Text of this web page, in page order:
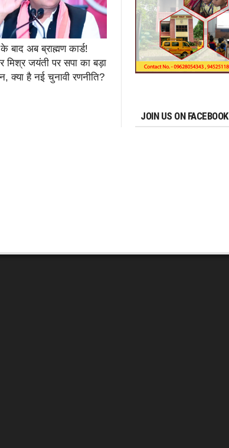
बाद अब ब्राह्मण कार्ड!
मिश्र जयंती पर सपा का बड़ा
क्या है नई चुनावी रणनीति?
JOIN US ON FACEBOOK